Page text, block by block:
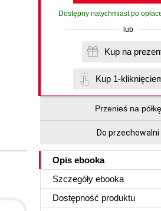
Dostępny natychmiast po
lub
Kup na
Kup 1-
Przenieś na półkę
Do przechowalni
Opis ebooka
Szczegóły ebooka
Dostępność produktu